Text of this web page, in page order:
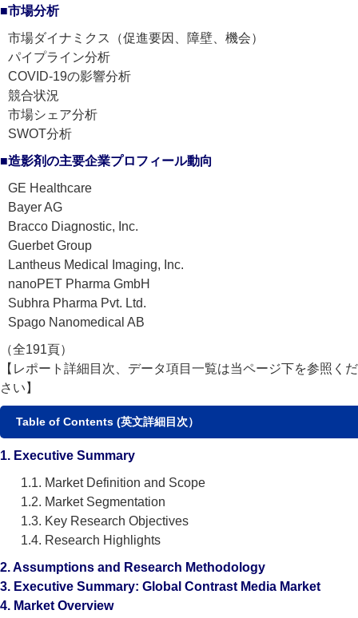
■市場分析
市場ダイナミクス（促進要因、障壁、機会）
パイプライン分析
COVID-19の影響分析
競合状況
市場シェア分析
SWOT分析
■造影剤の主要企業プロフィール動向
GE Healthcare
Bayer AG
Bracco Diagnostic, Inc.
Guerbet Group
Lantheus Medical Imaging, Inc.
nanoPET Pharma GmbH
Subhra Pharma Pvt. Ltd.
Spago Nanomedical AB
（全191頁）
【レポート詳細目次、データ項目一覧は当ページ下を参照くだ
さい】
Table of Contents (英文詳細目次）
1. Executive Summary
1.1. Market Definition and Scope
1.2. Market Segmentation
1.3. Key Research Objectives
1.4. Research Highlights
2. Assumptions and Research Methodology
3. Executive Summary: Global Contrast Media Market
4. Market Overview